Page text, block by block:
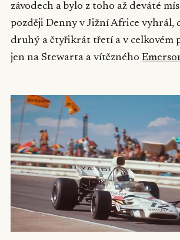
závodech a bylo z toho až deváté
později Denny v Jižní Africe vyhrál,
druhý a čtyřikrát třetí a v celkovém
jen na Stewarta a vítězného